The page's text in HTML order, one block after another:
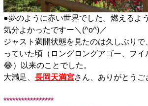
●夢のように赤い世界でした。燃えるよ
気分よかったですー＼(^o^)／
ジャスト満開状態を見たのは久しぶりで
っていた頃（ロングロングアゴー、フ
😂）以来のことでした。
大満足、 長岡天満宮さん、ありがとうご
*****************